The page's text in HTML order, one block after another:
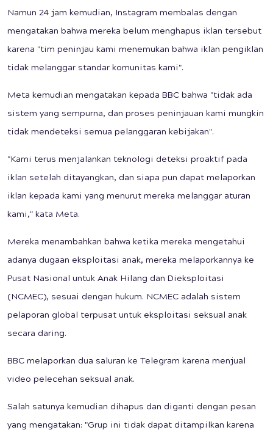
Namun 24 jam kemudian, Instagram membalas dengan
mengatakan bahwa mereka belum menghapus iklan tersebut
karena "tim peninjau kami menemukan bahwa iklan pengiklan
tidak melanggar standar komunitas kami".
Meta kemudian mengatakan kepada BBC bahwa "tidak ada
sistem yang sempurna, dan proses peninjauan kami mungkin
tidak mendeteksi semua pelanggaran kebijakan".
"Kami terus menjalankan teknologi deteksi proaktif pada
iklan setelah ditayangkan, dan siapa pun dapat melaporkan
iklan kepada kami yang menurut mereka melanggar aturan
kami," kata Meta.
Mereka menambahkan bahwa ketika mereka mengetahui
adanya dugaan eksploitasi anak, mereka melaporkannya ke
Pusat Nasional untuk Anak Hilang dan Dieksploitasi
(NCMEC), sesuai dengan hukum. NCMEC adalah sistem
pelaporan global terpusat untuk eksploitasi seksual anak
secara daring.
BBC melaporkan dua saluran ke Telegram karena menjual
video pelecehan seksual anak.
Salah satunya kemudian dihapus dan diganti dengan pesan
yang mengatakan: "Grup ini tidak dapat ditampilkan karena